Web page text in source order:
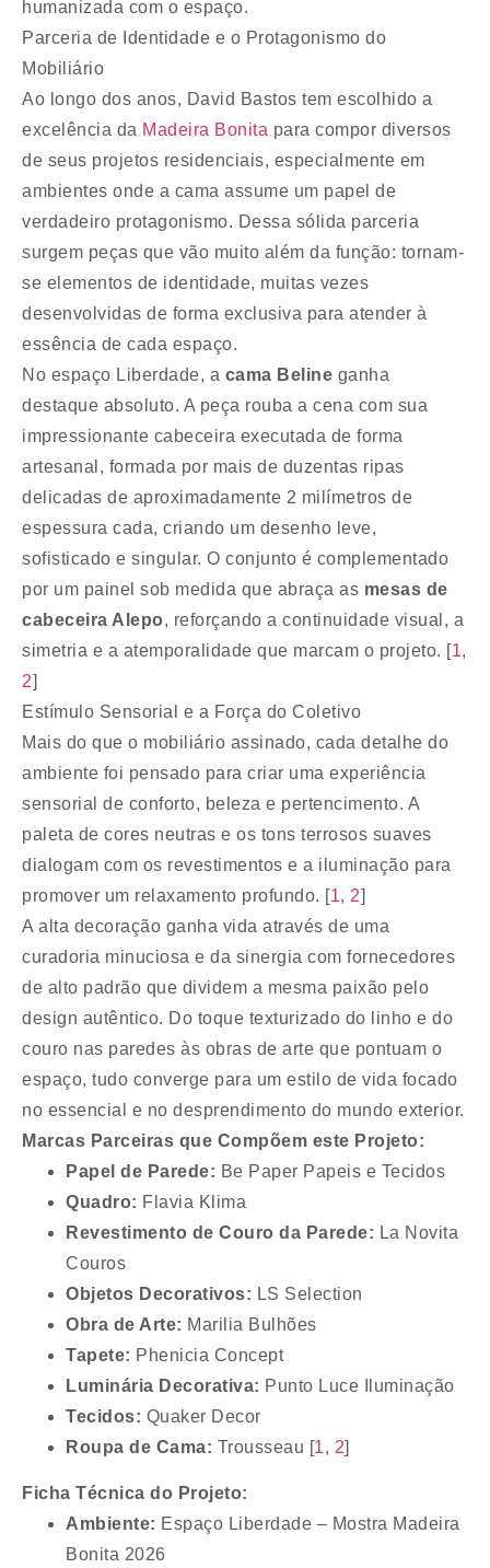
humanizada com o espaço.
Parceria de Identidade e o Protagonismo do
Mobiliário
Ao longo dos anos, David Bastos tem escolhido a
excelência da Madeira Bonita para compor diversos
de seus projetos residenciais, especialmente em
ambientes onde a cama assume um papel de
verdadeiro protagonismo. Dessa sólida parceria
surgem peças que vão muito além da função: tornam-
se elementos de identidade, muitas vezes
desenvolvidas de forma exclusiva para atender à
essência de cada espaço.
No espaço Liberdade, a cama Beline ganha
destaque absoluto. A peça rouba a cena com sua
impressionante cabeceira executada de forma
artesanal, formada por mais de duzentas ripas
delicadas de aproximadamente 2 milímetros de
espessura cada, criando um desenho leve,
sofisticado e singular. O conjunto é complementado
por um painel sob medida que abraça as mesas de
cabeceira Alepo, reforçando a continuidade visual, a
simetria e a atemporalidade que marcam o projeto. [1,
2]
Estímulo Sensorial e a Força do Coletivo
Mais do que o mobiliário assinado, cada detalhe do
ambiente foi pensado para criar uma experiência
sensorial de conforto, beleza e pertencimento. A
paleta de cores neutras e os tons terrosos suaves
dialogam com os revestimentos e a iluminação para
promover um relaxamento profundo. [1, 2]
A alta decoração ganha vida através de uma
curadoria minuciosa e da sinergia com fornecedores
de alto padrão que dividem a mesma paixão pelo
design autêntico. Do toque texturizado do linho e do
couro nas paredes às obras de arte que pontuam o
espaço, tudo converge para um estilo de vida focado
no essencial e no desprendimento do mundo exterior.
Marcas Parceiras que Compõem este Projeto:
Papel de Parede: Be Paper Papeis e Tecidos
Quadro: Flavia Klima
Revestimento de Couro da Parede: La Novita
Couros
Objetos Decorativos: LS Selection
Obra de Arte: Marilia Bulhões
Tapete: Phenicia Concept
Luminária Decorativa: Punto Luce Iluminação
Tecidos: Quaker Decor
Roupa de Cama: Trousseau [1, 2]
Ficha Técnica do Projeto:
Ambiente: Espaço Liberdade – Mostra Madeira
Bonita 2026